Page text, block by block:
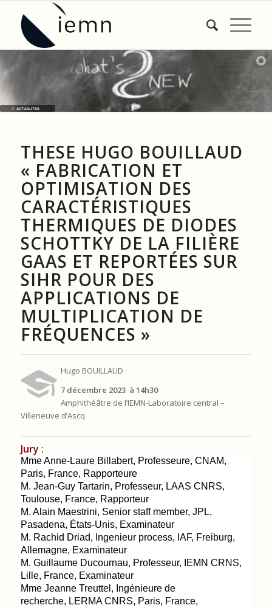
ACTUALITES
THESE HUGO BOUILLAUD
« FABRICATION ET
OPTIMISATION DES
CARACTÉRISTIQUES
THERMIQUES DE DIODES
SCHOTTKY DE LA FILIÈRE
GAAS ET REPORTÉES SUR
SIHR POUR DES
APPLICATIONS DE
MULTIPLICATION DE
FRÉQUENCES »
Hugo BOUILLAUD
7 décembre 2023 à 14h30
Amphithéâtre de l’IEMN-Laboratoire central –
Villeneuve d’Ascq
Jury :
Mme Anne-Laure Billabert, Professeure, CNAM,
Paris, France, Rapporteure
M. Jean-Guy Tartarin, Professeur, LAAS CNRS,
Toulouse, France, Rapporteur
M. Alain Maestrini, Senior staff member, JPL,
Pasadena, États-Unis, Examinateur
M. Rachid Driad, I ngenieur process, IAF, Freiburg,
Allemagne, Examinateur
M. Guillaume Ducournau, Professeur, IEMN CRNS,
Lille, France, Examinateur
Mme Jeanne Treuttel, I ngénieure de
recherche, LERMA CNRS, Paris, France,